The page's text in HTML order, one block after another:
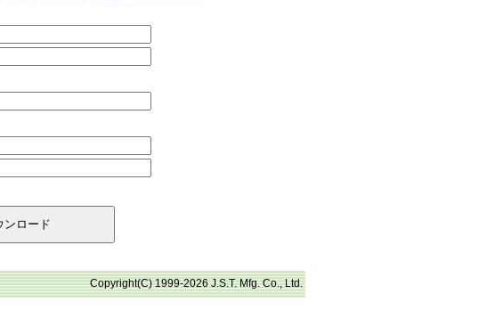
Copyright(C) 1999-2026 J.S.T. Mfg. Co., Ltd.